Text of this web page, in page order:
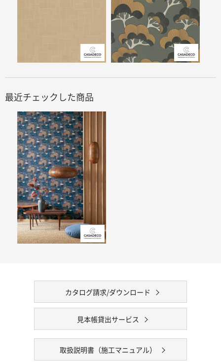
最近チェックした商品
カタログ請求/ダウンロード
見本帳貸出サービス
取扱説明書（施工マニュアル）